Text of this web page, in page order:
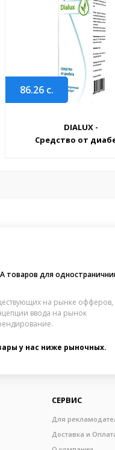
86.26 с.
DIALUX -
Средство от
товаров для
на рынке офферов,
ввода на рынок
у нас ниже рыночных.
СЕРВИС
Для
Доставка и